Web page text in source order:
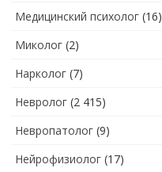
Медицинский психолог (16)
Миколог (2)
Нарколог (7)
Невролог (2 415)
Невропатолог (9)
Нейрофизиолог (17)